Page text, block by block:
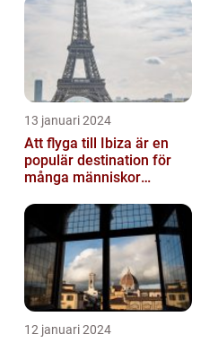
13 januari 2024
Att flyga till Ibiza är en
populär destination för
många människor
12 januari 2024